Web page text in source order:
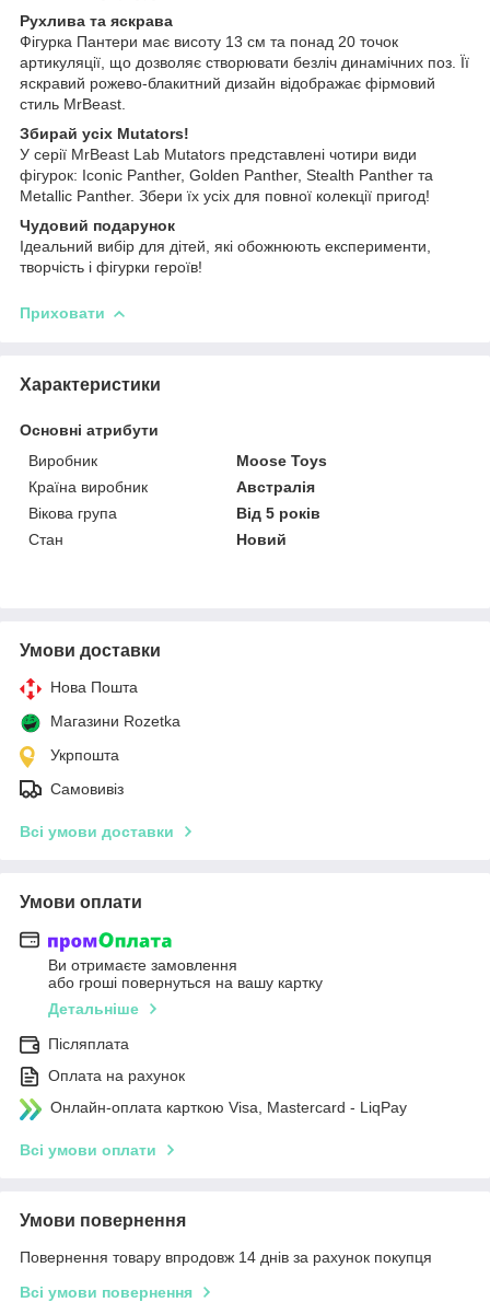
Рухлива та яскрава
Фігурка Пантери має висоту 13 см та понад 20 точок
артикуляції, що дозволяє створювати безліч динамічних поз. Її
яскравий рожево-блакитний дизайн відображає фірмовий
стиль MrBeast.
Збирай усіх Mutators!
У серії MrBeast Lab Mutators представлені чотири види
фігурок: Iconic Panther, Golden Panther, Stealth Panther та
Metallic Panther. Збери їх усіх для повної колекції пригод!
Чудовий подарунок
Ідеальний вибір для дітей, які обожнюють експерименти,
творчість і фігурки героїв!
Приховати
Характеристики
Основні атрибути
Виробник
Moose Toys
Країна виробник
Австралія
Вікова група
Від 5 років
Стан
Новий
Умови доставки
Нова Пошта
Магазини Rozetka
Укрпошта
Самовивіз
Всі умови доставки
Умови оплати
Ви отримаєте замовлення
або гроші повернуться на вашу картку
Детальніше
Післяплата
Оплата на рахунок
Онлайн-оплата карткою Visa, Mastercard - LiqPay
Всі умови оплати
Умови повернення
Повернення товару впродовж 14 днів за рахунок покупця
Всі умови повернення